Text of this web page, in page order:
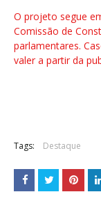
O projeto segue
Comissão de
parlamentares.
valer a partir da
Tags: Destaque